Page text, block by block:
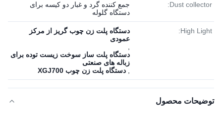
Dust collector:
جمع کننده گرد و غبار دو کیسه برای
دستگاه گلوله
High Light:
دستگاه پلت زن چوب گریز از مرکز
عمودی
دستگاه پلت ساز سوخت زیست توده برای
زباله های صنعتی
دستگاه پلت زن چوب XGJ700
توضیحات محصول